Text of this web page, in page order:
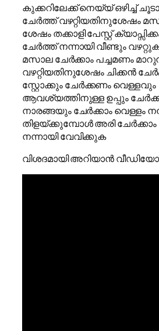
കുക്കറിലേക്ക് നെയ്യ് ഒഴിച്ച്
ചേർത്ത് വഴറ്റിയതിനുശേഷം
ശേഷം തക്കാളി പേസ്റ്റ്
ചേർത്ത് നന്നായി വീണ്ടും
മസാല ചേർക്കാം പച്ചമണം
വഴറ്റിയതിനുശേഷം ചിക്കൻ
സ്റ്റോക്കും ചേർക്കണം വെള്ളവും
ആവശ്യത്തിനുള്ള ഉപ്പും
നാരങ്ങയും ചേർക്കാം വെള്ളം
തിളയ്ക്കുമ്പോൾ അരി
നന്നായി വേവിക്കുക
വിശദമായി അറിയാൻ